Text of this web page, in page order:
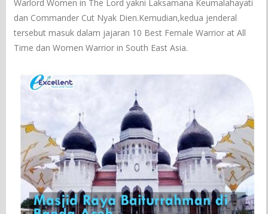
Warlord Women in The Lord yakni Laksamana Keumalahayati
dan Commander Cut Nyak Dien.Kemudian,kedua jenderal
tersebut masuk dalam jajaran 10 Best Female Warrior at All
Time dan Women Warrior in South East Asia.